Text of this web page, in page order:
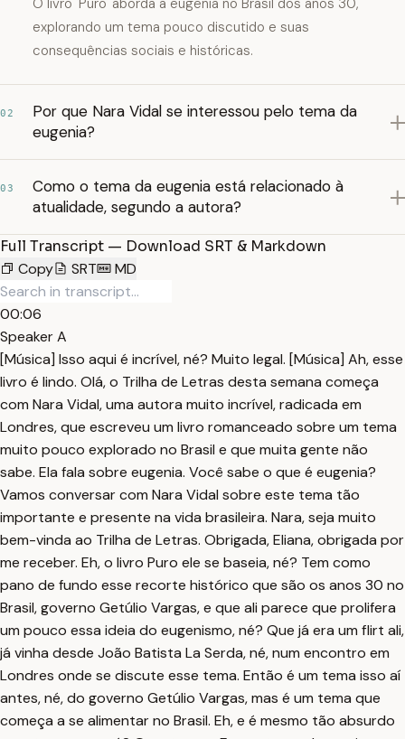
O livro 'Puro' aborda a eugenia no Brasil dos anos 30,
explorando um tema pouco discutido e suas
consequências sociais e históricas.
02
Por que Nara Vidal se interessou pelo tema da
eugenia?
03
Como o tema da eugenia está relacionado à
atualidade, segundo a autora?
Full Transcript — Download SRT & Markdown
Copy
SRT MD
00:06
Speaker A
[Música] Isso aqui é incrível, né? Muito legal. [Música] Ah, esse
livro é lindo. Olá, o Trilha de Letras desta semana começa
com Nara Vidal, uma autora muito incrível, radicada em
Londres, que escreveu um livro romanceado sobre um tema
muito pouco explorado no Brasil e que muita gente não
sabe. Ela fala sobre eugenia. Você sabe o que é eugenia?
Vamos conversar com Nara Vidal sobre este tema tão
importante e presente na vida brasileira. Nara, seja muito
bem-vinda ao Trilha de Letras. Obrigada, Eliana, obrigada por
me receber. Eh, o livro Puro ele se baseia, né? Tem como
pano de fundo esse recorte histórico que são os anos 30 no
Brasil, governo Getúlio Vargas, e que ali parece que prolifera
um pouco essa ideia do eugenismo, né? Que já era um flirt ali,
já vinha desde João Batista La Serda, né, num encontro em
Londres onde se discute esse tema. Então é um tema isso aí
antes, né, do governo Getúlio Vargas, mas é um tema que
começa a se alimentar no Brasil. Eh, e é mesmo tão absurdo